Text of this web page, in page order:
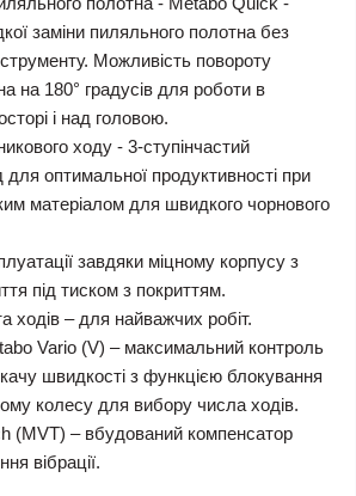
заміни пиляльного полотна без
Можливість повороту
на 180° градусів для роботи в
і над головою.
ходу - 3-ступінчастий
для оптимальної продуктивності при
матеріалом для швидкого чорнового
завдяки міцному корпусу з
під тиском з покриттям.
ходів – для найважчих робіт.
Vario (V) – максимальний контроль
швидкості з функцією блокування
колесу для вибору числа ходів.
(MVT) – вбудований компенсатор
вібрації.